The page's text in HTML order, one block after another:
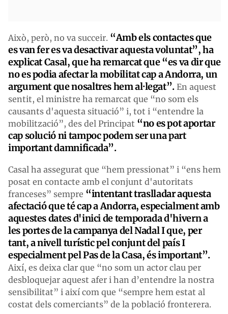
Això, però, no va succeir. “Amb els contactes que
es van fer es va desactivar aquesta voluntat”, ha
explicat Casal, que ha remarcat que “es va dir que
no es podia afectar la mobilitat cap a Andorra, un
argument que nosaltreshem al·legat”. En aquest
sentit, el ministre ha remarcat que “no som els
causants d'aquesta situació” i, tot i “entendre la
mobilització”, des del Principat “no es pot aportar
cap solució ni tampoc podem ser una part
important damnificada”.
Casal ha assegurat que “hem pressionat” i “ens hem
posat en contacte amb el conjunt d'autoritats
franceses” sempre “intentanttraslladar aquesta
afectació que té cap a Andorra, especialment amb
aquestes dates d'inici de temporada d'hivern a
les portes de la campanya del Nadal I que, per
tant, a nivell turístic pel conjunt del país I
especialment pelPas de laCasa, és important”.
Així, es deixa clar que “no som un actor clau per
desbloquejar aquest afer i han d’entendre la nostra
sensibilitat” i així com que “sempre hem estat al
costat dels comerciants” de la població fronterera.